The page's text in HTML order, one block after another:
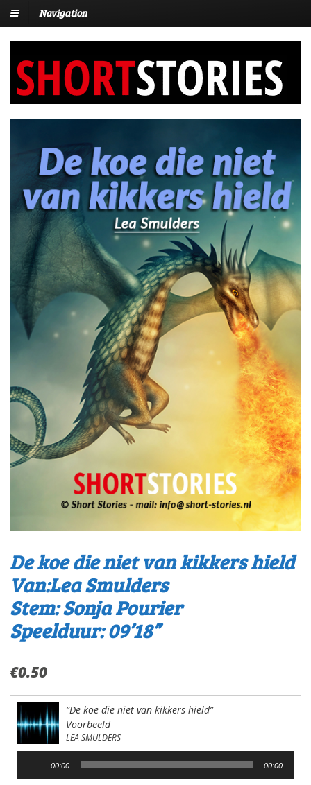
Navigation
De koe die niet van kikkers hield
Van:Lea Smulders
Stem: Sonja Pourier
Speelduur: 09’18”
€0.50
“De koe die niet van kikkers hield”
Voorbeeld
LEA SMULDERS
00:00 00:00